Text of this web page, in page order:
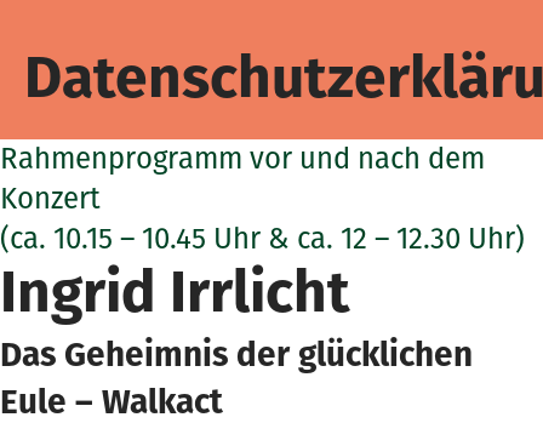
Rahmenprogramm vor und nach dem
Konzert
(ca. 10.15 – 10.45 Uhr & ca. 12 – 12.30 Uhr)
Ingrid Irrlicht
Das Geheimnis der glücklichen
Eule – Walkact